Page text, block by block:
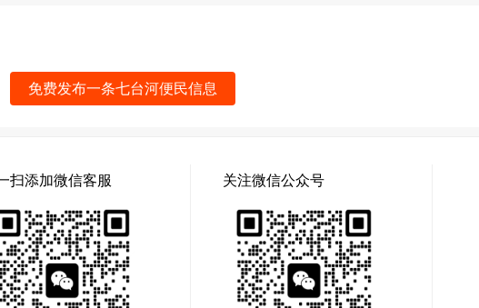
免费发布一条七台河便民信息
扫添加微信客服 关注微信公众号